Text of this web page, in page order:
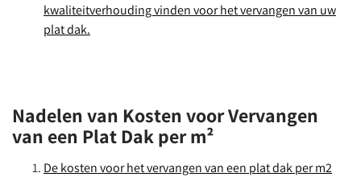
kwaliteitverhouding vinden voor het vervangen van uw
plat dak.
Nadelen van Kosten voor Vervangen
van een Plat Dak per m²
De kosten voor het vervangen van een plat dak per m2